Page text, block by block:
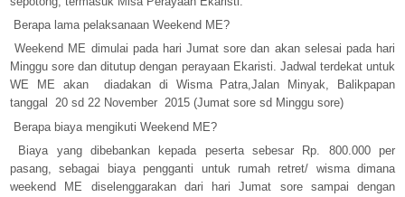
Berapa lama pelaksanaan Weekend ME?
Weekend ME dimulai pada hari Jumat sore dan akan selesai pada hari
Minggu sore dan ditutup dengan perayaan Ekaristi. Jadwal terdekat untuk
WE ME akan diadakan di Wisma Patra,Jalan Minyak, Balikpapan
tanggal 20 sd 22 November 2015 (Jumat sore sd Minggu sore)
Berapa biaya mengikuti Weekend ME?
Biaya yang dibebankan kepada peserta sebesar Rp. 800.000 per
pasang, sebagai biaya pengganti untuk rumah retret/ wisma dimana
weekend ME diselenggarakan dari hari Jumat sore sampai dengan